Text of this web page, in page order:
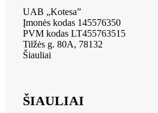
UAB „Kotesa”
Įmonės kodas 145576350
PVM kodas LT455763515
Tilžės g. 80A, 78132
Šiauliai
ŠIAULIAI